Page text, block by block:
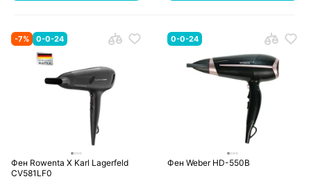
-7% 0-0-24
Фен Rowenta X Karl Lagerfeld
CV581LF0
0-0-24
Фен Weber HD-550B